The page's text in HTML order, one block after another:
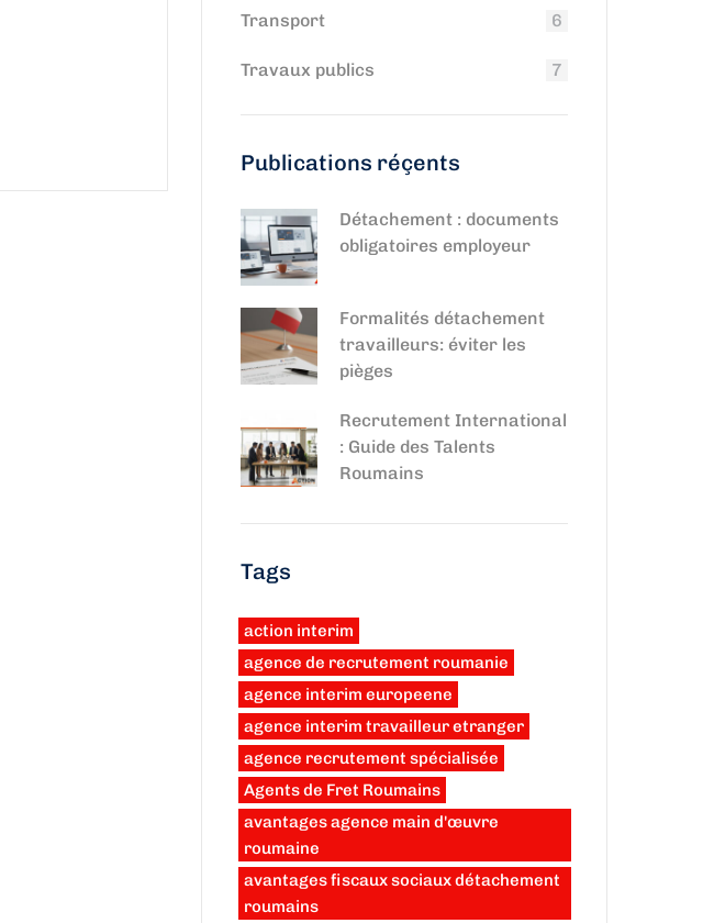
Transport 6
Travaux publics 7
Publications réçents
Détachement : documents
obligatoires employeur
Formalités détachement
travailleurs: éviter les
pièges
Recrutement International
: Guide des Talents
Roumains
Tags
action interim
agence de recrutement roumanie
agence interim europeene
agence interim travailleur etranger
agence recrutement spécialisée
Agents de Fret Roumains
avantages agence main d'œuvre
roumaine
avantages fiscaux sociaux détachement
roumains